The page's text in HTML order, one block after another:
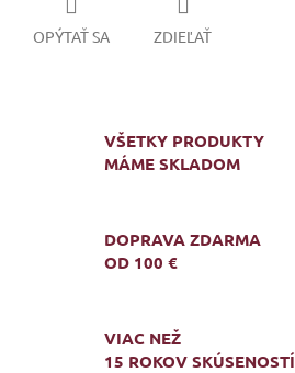
OPÝTAŤ SA ZDIEĽAŤ
VŠETKY PRODUKTY
MÁME SKLADOM
DOPRAVA ZDARMA
OD 100 €
VIAC NEŽ
15 ROKOV SKÚSENOSTÍ